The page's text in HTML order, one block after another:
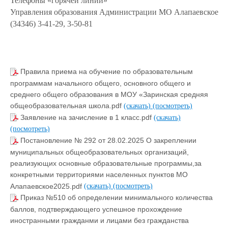
Управления образования Администрации МО Алапаевское
(34346) 3-41-29, 3-50-81
Правила приема на обучение по образовательным
программам начального общего, основного общего и
среднего общего образования в МОУ «Заринская средняя
общеобразовательная школа.pdf (скачать) (посмотреть)
Заявление на зачисление в 1 класс.pdf (скачать)
(посмотреть)
Постановление № 292 от 28.02.2025 О закреплении
муниципальных общеобразовательных организаций,
реализующих основные образовательные программы,за
конкретными территориями населенных пунктов МО
Алапаевское2025.pdf (скачать) (посмотреть)
Приказ №510 об определении минимального количества
баллов, подтверждающего успешное прохождение
иностранными гражданми и лицами без гражданства